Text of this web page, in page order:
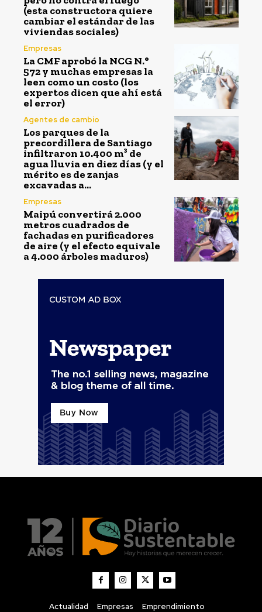
(esta constructora quiere
cambiar el estándar de las
viviendas sociales)
Empresas
La CMF aprobó la NCG N.°
572 y muchas empresas la
leen como un costo (los
expertos dicen que ahí está
el error)
Agentes de cambio
Los parques de la
precordillera de Santiago
infiltraron 10.400 m³ de
agua lluvia en diez días (y el
mérito es de zanjas
excavadas a...
Empresas
Maipú convertirá 2.000
metros cuadrados de
fachadas en purificadores
de aire (y el efecto equivale
a 4.000 árboles maduros)
Actualidad Empresas
Emprendimiento